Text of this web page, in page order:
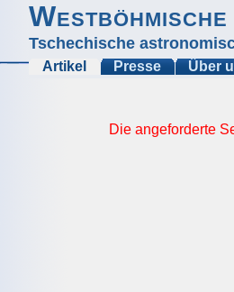
Tschechische
Artikel Presse Über
Die angeforderte